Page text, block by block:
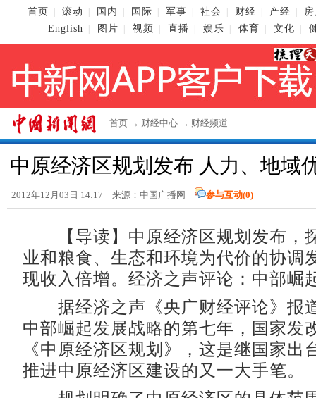
首页 滚动 国内 国际 军事 社会 财经 产经
English
图片 视频 直播 娱乐 体育 文化
首页 → 财经中心 → 财经频道
中原经济区规划发布 人力、地域
2012年12月03日 14:17 来源：中国广播网 参与互动(0)
【导读】中原经济区规划发布，
业和粮食、生态和环境为代价的协调
现收入倍增。经济之声评论：中部崛
据经济之声《央广财经评论》报
中部崛起发展战略的第七年，国家发
《中原经济区规划》，这是继国家出
推进中原经济区建设的又一大手笔。